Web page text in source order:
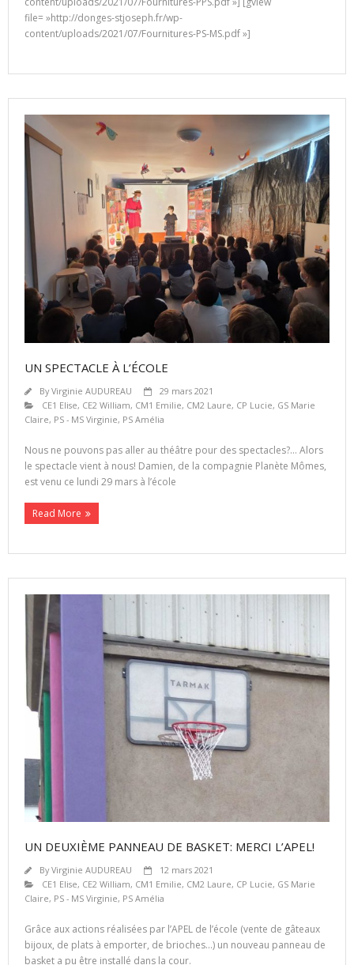
file= »http://donges-stjoseph.fr/wp-
content/uploads/2021/07/Fournitures-PS-MS.pdf »]
UN SPECTACLE À L’ÉCOLE
ByVirginie AUDUREAU
29 mars 2021
CE1 Elise, CE2 William, CM1 Emilie, CM2 Laure, CP Lucie, GS Marie
Claire, PS - MS Virginie, PS Amélia
Nous ne pouvons pas aller au théâtre pour des spectacles?… Alors
le spectacle vient à nous! Damien, de la compagnie Planète Mômes,
est venu ce lundi 29 mars à l’école
Read More
UN DEUXIÈME PANNEAU DE BASKET: MERCI L’APEL!
ByVirginie AUDUREAU
12 mars 2021
CE1 Elise, CE2 William, CM1 Emilie, CM2 Laure, CP Lucie, GS Marie
Claire, PS - MS Virginie, PS Amélia
Grâce aux actions réalisées par l’APEL de l’école (vente de gâteaux
bijoux, de plats à emporter, de brioches…) un nouveau panneau de
basket a pu être installé dans la cour.